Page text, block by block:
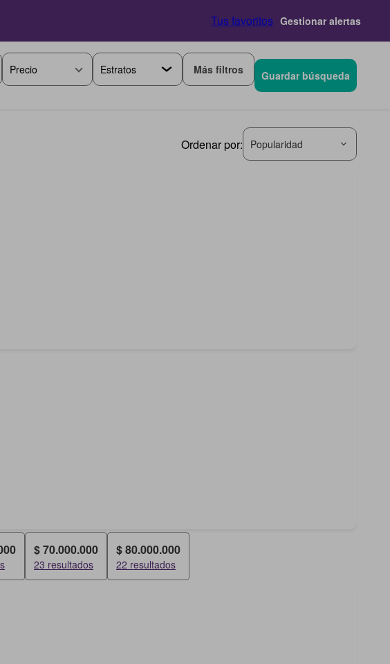
Tus favoritos Gestionar alertas
Precio Más filtros Guardar búsqueda
Ordenar por: Popularidad
$ 70.000.000
23 resultados
$ 80.000.000
22 resultados